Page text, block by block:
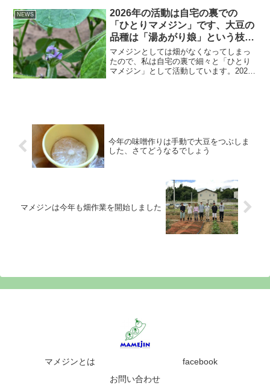
て仮予約していた近江町市...
NEWS
2026年の活動は自宅の裏での
「ひとりマメジン」です、大豆の
品種は「湯あがり娘」という枝豆
品種です
マメジンとしては畑がなくなってしまっ
たので、私は自宅の裏で細々と「ひとり
マメジン」として活動しています。2026
今年の味噌作りは手動で大豆をつぶしま
した、さてどうなるでしょう
マメジンは今年も畑作業を開始しました
マメジンとは
facebook
お問い合わせ